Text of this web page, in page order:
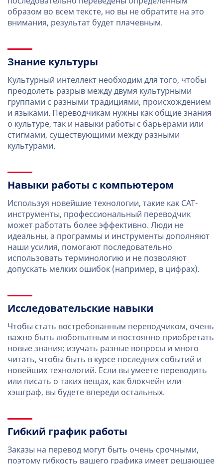
образом во всем тексте, но вы не обратите на это
внимания, результат будет плачевным.
Знание культуры
Культурный интеллект необходим для того, чтобы
преодолеть разрыв между двумя культурными
группами с разными традициями, происхождением
и языками. Переводчикам нужны как общие знания
о культуре, так и навыки работы с барьерами или
стигмами, существующими между разными
культурами.
Навыки работы с компьютером
Используя новейшие технологии, такие как CAT-
инструменты, профессиональный переводчик
может работать более эффективно. Люди не
идеальны, а программы и инструменты дополняют
наши усилия, помогают последовательно
использовать терминологию и не позволяют
допускать мелких ошибок (например, в цифрах).
Исследовательские навыки
Чтобы стать востребованным переводчиком, очень
важно быть любопытным и постоянно приобретать
новые знания: изучать разные вопросы и много
читать, чтобы быть в курсе последних событий и
новейших технологий. Если вы умеете переводить
или писать о таких вещах, как блокчейн или
хэшграф, вы будете впереди остальных.
Гибкий график работы
Заказы на перевод могут быть очень срочными,
поэтому гибкость вашего графика имеет решающее